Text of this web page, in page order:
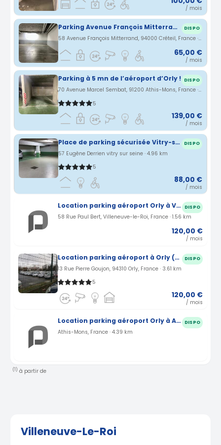
/ mois
Parking Avenue François Mitterrand-rue des Vieux Bassins DISPO
58 Avenue François Mitterrand, 94000 Créteil, France · 4.6 km
65,00 €
/ mois
Parking à 5 mn de l’aéroport d’Orly ! DISPO
70 Avenue Marcel Sembat, 91200 Athis-Mons, France · 4.77 km
5
139,00 €
/ mois
Place de parking sécurisée Vitry-sur-Seine en sous-sol rue Eugène Derrien, quartier Moulin Vert (94) DISPO
57 Eugène Derrien vitry sur seine · 4.96 km
5
88,00 €
/ mois
Location parking aéroport Orly à Villeneuve-le-Roi (94) DISPO
58 Rue Paul Bert, Villeneuve-le-Roi, France · 1.56 km
120,00 €
/ mois
Location parking aéroport à Orly (94) DISPO
13 Rue Pierre Goujon, 94310 Orly, France · 3.61 km
5
120,00 €
/ mois
Location parking aéroport Orly à Athis-Mons (91) DISPO
Athis-Mons, France · 4.39 km
(1) à partir de
Villeneuve-Le-Roi